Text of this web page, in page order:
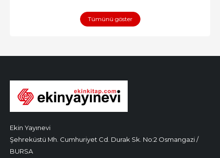
Tümünü göster
Ekin Yayınevi
Şehreküstü Mh. Cumhuriyet Cd. Durak Sk. No:2 Osmangazi /
BURSA